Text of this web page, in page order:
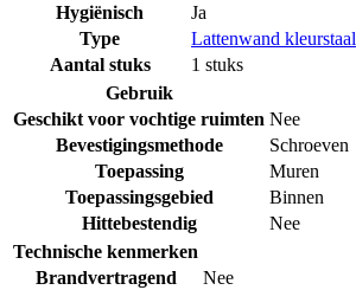
Hygiënisch
Ja
Type
Lattenwand kleurstaal
Aantal stuks
1 stuks
Gebruik
Geschikt voor vochtige ruimten Nee
Bevestigingsmethode
Schroeven
Toepassing
Muren
Toepassingsgebied
Binnen
Hittebestendig
Nee
Technische kenmerken
Brandvertragend
Nee